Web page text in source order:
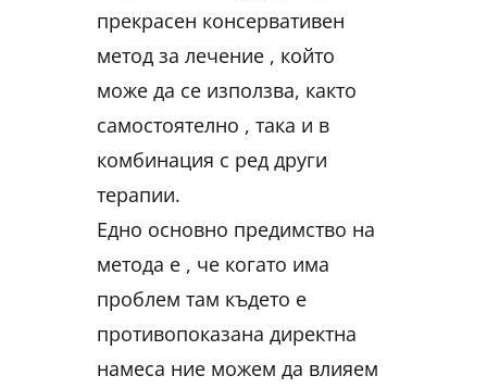
прекрасен консервативен
метод за лечение , който
може да се използва, както
самостоятелно , така и в
комбинация с ред други
терапии.
Едно основно предимство на
метода е , че когато има
проблем там където е
противопоказана директна
намеса ние можем да влияем